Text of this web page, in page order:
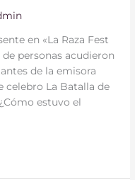
en «La Raza Fest
de personas acudieron
de la emisora
celebro La Batalla de
estuvo el